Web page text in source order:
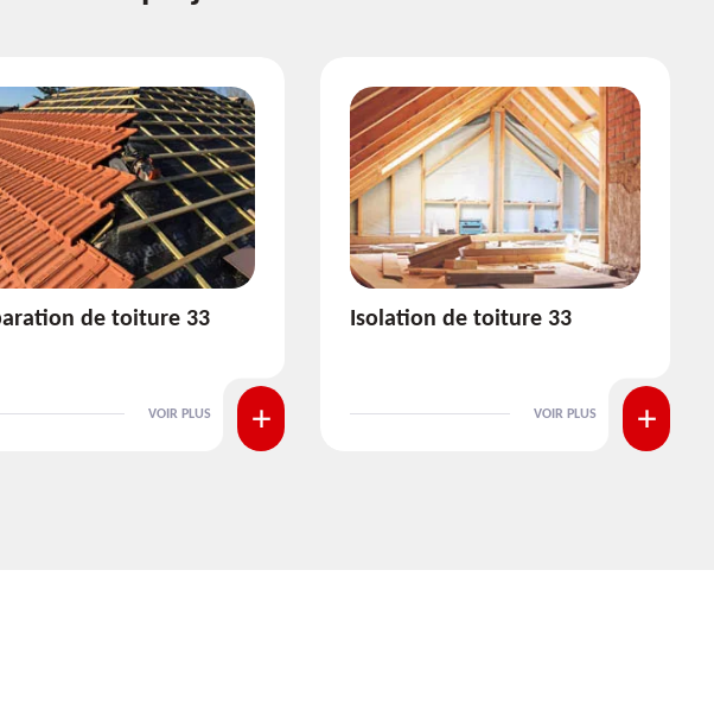
de toiture 33
VOIR PLUS
Pose et nettoyage de
VOIR PLUS